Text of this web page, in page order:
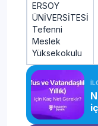
ERSOY
ÜNİVERSİTESİ
Tefenni
Meslek
Yüksekokulu